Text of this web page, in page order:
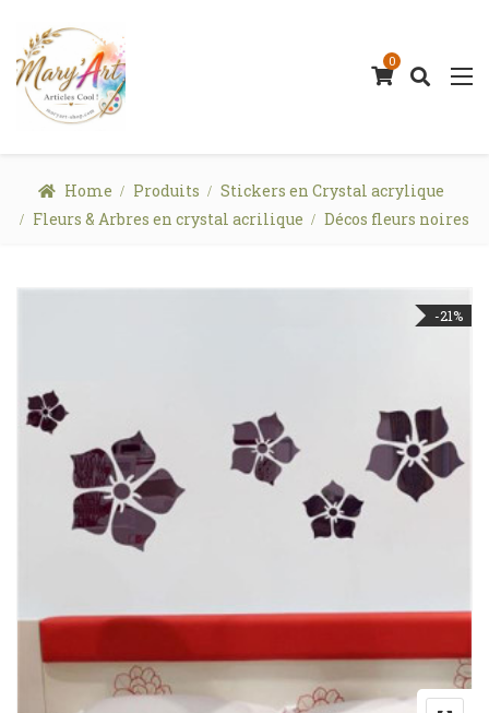
0
Home Produits
Stickers en Crystal acrylique
Fleurs & Arbres en crystal acrilique
Décos fleurs noires
-21%